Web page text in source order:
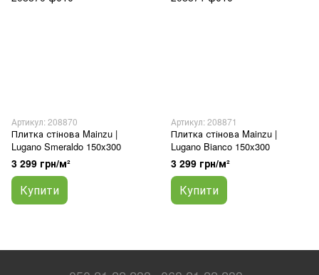
Артикул: 208870
Плитка стінова Mainzu |
Lugano Smeraldo 150x300
3 299 грн/м²
Купити
Артикул: 208871
Плитка стінова Mainzu |
Lugano Bianco 150x300
3 299 грн/м²
Купити